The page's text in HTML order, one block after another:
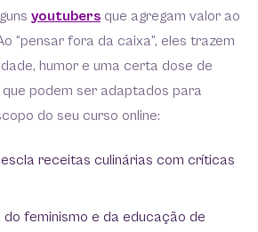
youtubers que agregam valor ao
“pensar fora da caixa”, eles trazem
humor e uma certa dose de
podem ser adaptados para
do seu curso online:
receitas culinárias com críticas
feminismo e da educação de